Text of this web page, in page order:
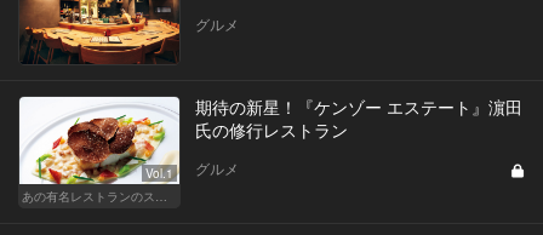
グルメ
Vol.1
期待の新星！『ケンゾー エステート』濵田
氏の修行レストラン
グルメ